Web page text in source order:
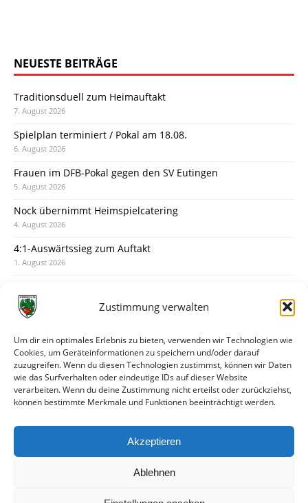
Zustimmung verwalten
Um dir ein optimales Erlebnis zu bieten, verwenden wir Technologien wie
Cookies, um Geräteinformationen zu speichern und/oder darauf
zuzugreifen. Wenn du diesen Technologien zustimmst, können wir Daten
wie das Surfverhalten oder eindeutige IDs auf dieser Website
verarbeiten. Wenn du deine Zustimmung nicht erteilst oder zurückziehst,
können bestimmte Merkmale und Funktionen beeinträchtigt werden.
Akzeptieren
Ablehnen
NEUESTE BEITRÄGE
Traditionsduell zum Heimauftakt
7. August 2026
Spielplan terminiert / Pokal am 18.08.
6. August 2026
Frauen im DFB-Pokal gegen den SV Eutingen
5. August 2026
Nock übernimmt Heimspielcatering
4. August 2026
4:1-Auswärtssieg zum Auftakt
1. August 2026
31. Juli 2026
30. Juli 2026
Deine Spielminute: 89+1
28. Juli 2026
Neuer Rückensponsor
Neue Podcast-Folge: So tickt Björn!
27. Juli 2026